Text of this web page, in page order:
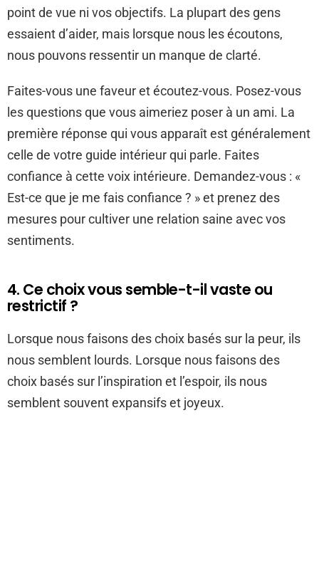
point de vue ni vos objectifs. La plupart des gens
essaient d’aider, mais lorsque nous les écoutons,
nous pouvons ressentir un manque de clarté.
Faites-vous une faveur et écoutez-vous. Posez-vous
les questions que vous aimeriez poser à un ami. La
première réponse qui vous apparaît est généralement
celle de votre guide intérieur qui parle. Faites
confiance à cette voix intérieure. Demandez-vous : «
Est-ce que je me fais confiance ? » et prenez des
mesures pour cultiver une relation saine avec vos
sentiments.
4. Ce choix vous semble-t-il vaste ou
restrictif ?
Lorsque nous faisons des choix basés sur la peur, ils
nous semblent lourds. Lorsque nous faisons des
choix basés sur l’inspiration et l’espoir, ils nous
semblent souvent expansifs et joyeux.